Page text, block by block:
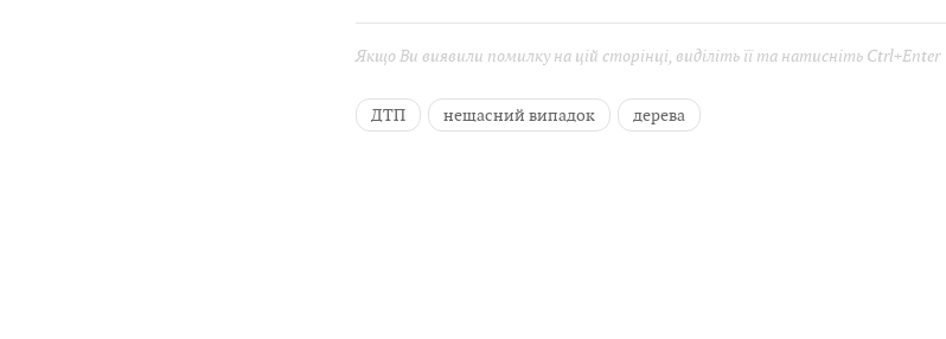
Якщо Ви виявили помилку на цій сторінці, виділіть її та натисніть Ctrl+Enter
ДТП нещасний випадок дерева